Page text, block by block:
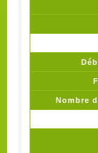
Nombre